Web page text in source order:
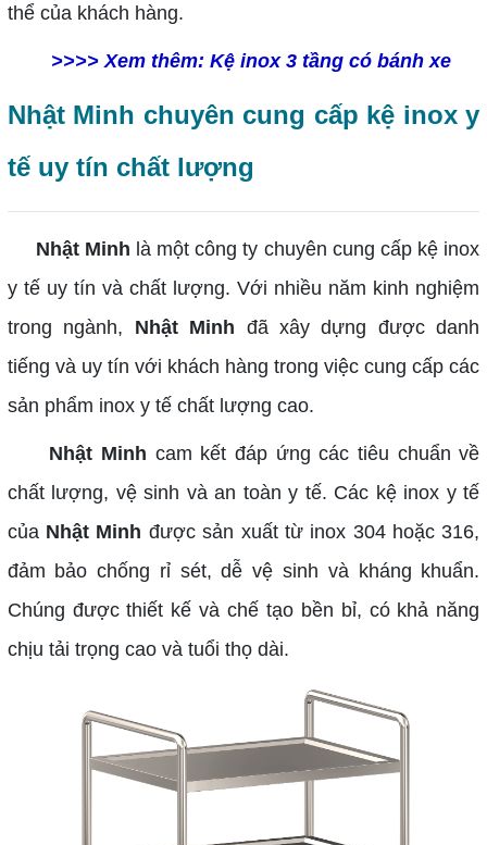
thể của khách hàng.
>>>> Xem thêm: Kệ inox 3 tầng có bánh xe
Nhật Minh chuyên cung cấp kệ inox y
tế uy tín chất lượng
Nhật Minh là một công ty chuyên cung cấp kệ inox
y tế uy tín và chất lượng. Với nhiều năm kinh nghiệm
trong ngành, Nhật Minh đã xây dựng được danh
tiếng và uy tín với khách hàng trong việc cung cấp các
sản phẩm inox y tế chất lượng cao.
Nhật Minh cam kết đáp ứng các tiêu chuẩn về
chất lượng, vệ sinh và an toàn y tế. Các kệ inox y tế
của Nhật Minh được sản xuất từ inox 304 hoặc 316,
đảm bảo chống rỉ sét, dễ vệ sinh và kháng khuẩn.
Chúng được thiết kế và chế tạo bền bỉ, có khả năng
chịu tải trọng cao và tuổi thọ dài.